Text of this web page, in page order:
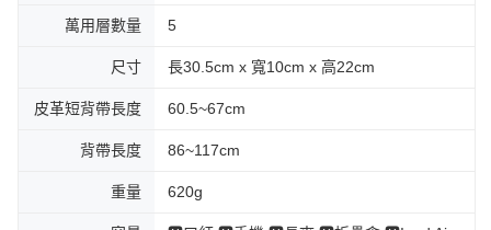
萬用層數量 5
尺寸 長30.5cm x 寬10cm x 高22cm
皮革短背帶長度 60.5~67cm
背帶長度 86~117cm
重量 620g